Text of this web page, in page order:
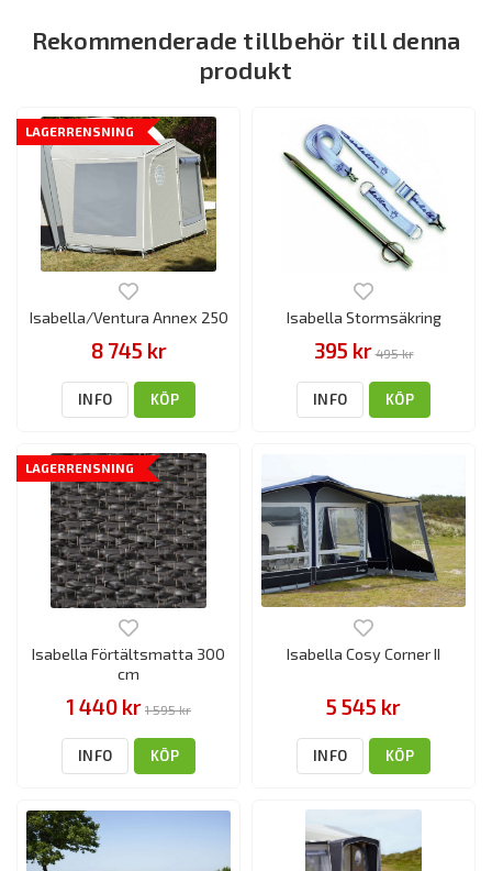
Rekommenderade tillbehör till denna
produkt
LAGERRENSNING
Isabella/Ventura Annex 250
8 745 kr
INFO KÖP
Isabella Stormsäkring
395 kr 495 kr
INFO KÖP
LAGERRENSNING
Isabella Förtältsmatta 300
cm
1 440 kr 1 595 kr
INFO KÖP
Isabella Cosy Corner II
5 545 kr
INFO KÖP